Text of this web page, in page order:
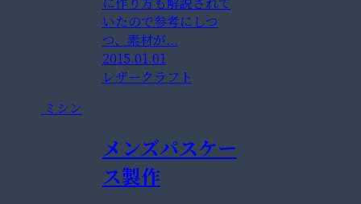
いたので参考にしつ
つ、素材が...
2015.01.01
レザークラフト
ミシン
メンズパスケー
ス製作